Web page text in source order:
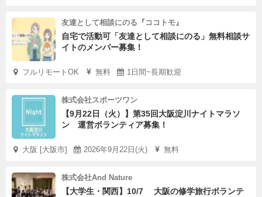
友達として相談にのる『ココトモ』
自宅で活動可「友達として相談にのる」無料相談サ
イトのメンバー募集！
フルリモートOK 無料 1日間~長期歓迎
株式会社スポーツワン
【9月22日（火）】第35回大阪淀川ナイトマラソ
ン 運営ボランティア募集！
大阪 [大阪市] 2026年9月22日(火) 無料
株式会社And Nature
【大学生・関西】10/7 大阪の修学旅行ボランテ